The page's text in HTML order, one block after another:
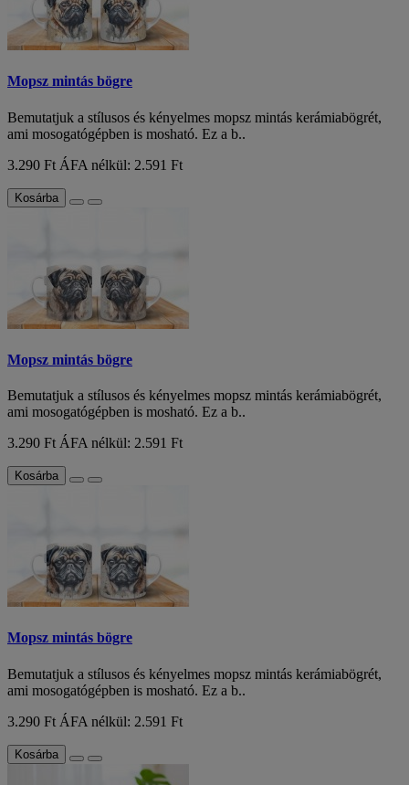
Mopsz mintás bögre
Bemutatjuk a stílusos és kényelmes mopsz mintás kerámiabögrét,
ami mosogatógépben is mosható. Ez a b..
3.290 Ft ÁFA nélkül: 2.591 Ft
Kosárba
Mopsz mintás bögre
Bemutatjuk a stílusos és kényelmes mopsz mintás kerámiabögrét,
ami mosogatógépben is mosható. Ez a b..
3.290 Ft ÁFA nélkül: 2.591 Ft
Kosárba
Mopsz mintás bögre
Bemutatjuk a stílusos és kényelmes mopsz mintás kerámiabögrét,
ami mosogatógépben is mosható. Ez a b..
3.290 Ft ÁFA nélkül: 2.591 Ft
Kosárba